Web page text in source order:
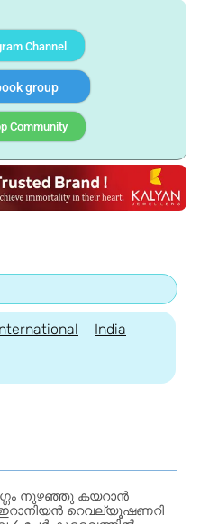
Channel
group
Community
India
നുഴഞ്ഞു കയറാൻ
ഇറാനിയൻ റെവല്യൂഷണറി